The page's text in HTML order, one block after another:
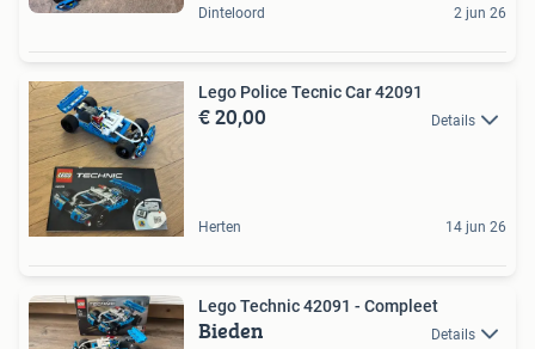
Dinteloord 2 jun 26
Lego Police Tecnic Car 42091
€ 20,00 Details
Herten 14 jun 26
Lego Technic 42091 - Compleet
Bieden Details